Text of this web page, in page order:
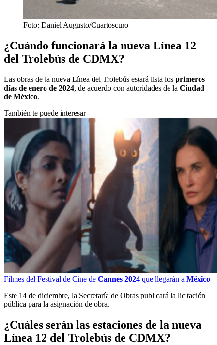
Foto: Daniel Augusto/Cuartoscuro
¿Cuándo funcionará la nueva Línea 12
del Trolebús de CDMX?
Las obras de la nueva Línea del Trolebús estará lista los primeros
días de enero de 2024, de acuerdo con autoridades de la Ciudad
de México.
También te puede interesar
Filmes del Festival de Cine de Cannes 2024 que llegarán a México
Este 14 de diciembre, la Secretaría de Obras publicará la licitación
pública para la asignación de obra.
¿Cuáles serán las estaciones de la nueva
Línea 12 del Trolebús de CDMX?